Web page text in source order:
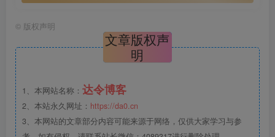
© 版权声明
文章版权声
明
1、本网站名称： 达令博客
2、本站永久网址： https://da0.cn
3、本网站的文章部分内容可能来源于网络，仅供大家学习与参